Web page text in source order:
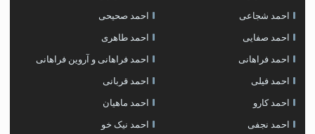
احمد شجاعی احمد صحیحی
احمد صفایی احمد طاهری
احمد فراهانی احمد فراهانی و آروین فراهانی
احمد فیلی احمد قربانی
احمد کارو احمد ماهیان
احمد نجفی احمد نیک خو